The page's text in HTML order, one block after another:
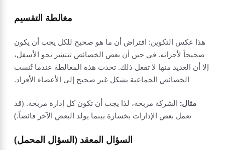
مغالطة التقسيم
هذا عكس التكوين: افتراض أن ما هو صحيح للكل يجب أن يكون
صحيحاً لأجزائه. في حين أن بعض الخصائص تنتشر نحو الأسفل،
إلا أن العديد منها لا تفعل ذلك. تحدث هذه المغالطة عندما تُنسب
الخصائص الجماعية بشكل غير صحيح إلى الأعضاء الأفراد.
مثال: الشركة مربحة، لذا يجب أن تكون كل إدارة مربحة. (قد
تعمل بعض الإدارات بخسارة بينما يولد البعض الآخر فائضاً.)
السؤال المعقد (السؤال المحمل)